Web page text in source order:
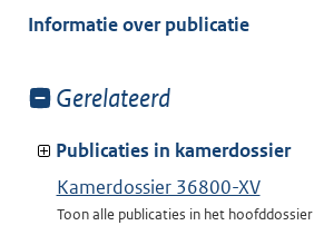
van:
Informatie over publicatie
Toon
van:
Gerelateerd
Publicaties in kamerdossier
Kamerdossier 36800-XV
Toon alle publicaties in het hoofddossier